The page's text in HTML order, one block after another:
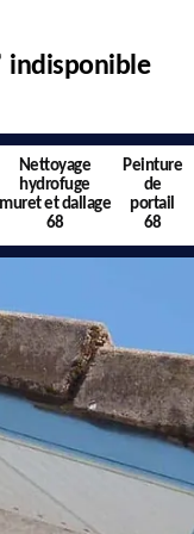
indisponible
Nettoyage
hydrofuge
muret et dallage
68
Peinture
de
portail
68